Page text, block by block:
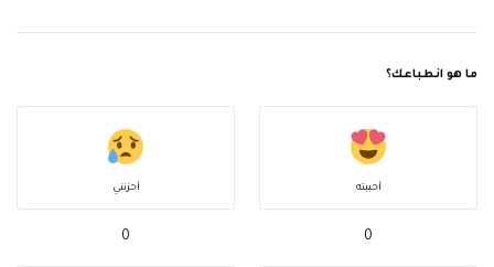
ما هو انطباعك؟
أحببته
0
أحزنني
0